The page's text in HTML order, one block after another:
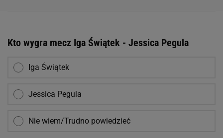
Kto wygra mecz Iga Świątek - Jessica Pegula
Iga Świątek
Jessica Pegula
Nie wiem/Trudno powiedzieć